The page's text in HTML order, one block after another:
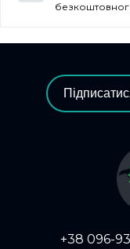
+38 096-